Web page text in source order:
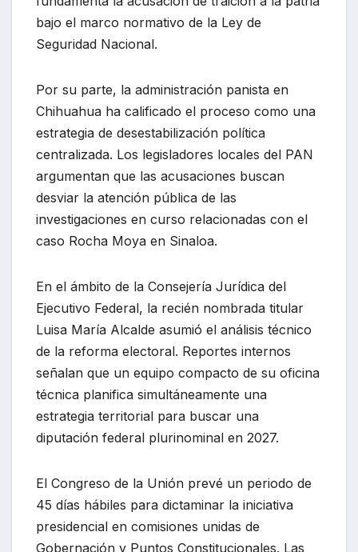
bajo el marco normativo de la Ley de
Seguridad Nacional.
Por su parte, la administración panista en
Chihuahua ha calificado el proceso como una
estrategia de desestabilización política
centralizada. Los legisladores locales del PAN
argumentan que las acusaciones buscan
desviar la atención pública de las
investigaciones en curso relacionadas con el
caso Rocha Moya en Sinaloa.
En el ámbito de la Consejería Jurídica del
Ejecutivo Federal, la recién nombrada titular
Luisa María Alcalde asumió el análisis técnico
de la reforma electoral. Reportes internos
señalan que un equipo compacto de su oficina
técnica planifica simultáneamente una
estrategia territorial para buscar una
diputación federal plurinominal en 2027.
El Congreso de la Unión prevé un periodo de
45 días hábiles para dictaminar la iniciativa
presidencial en comisiones unidas de
Gobernación y Puntos Constitucionales. Las